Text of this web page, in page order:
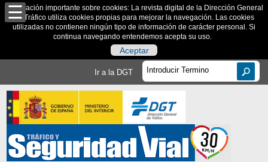
Información importante sobre cookies: La revista digital de la Dirección General
de Tráfico utiliza cookies propias para mejorar la navegación. Las cookies
utilizadas no contienen ningún tipo de información de carácter personal. Si
continua navegando entendemos acepta su uso.
Aceptar
Ir a la DGT